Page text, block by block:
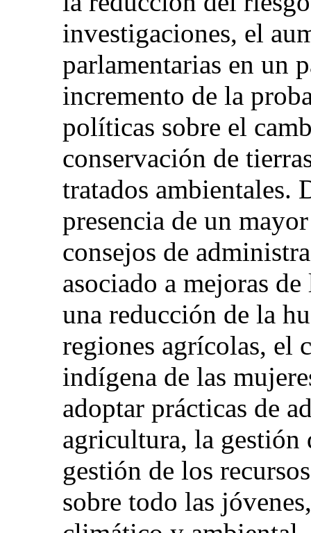
investigaciones, el
parlamentarias en un
incremento de la
políticas sobre el
conservación de
tratados ambientales.
presencia de un
consejos de
asociado a mejoras
una reducción de la
regiones agrícolas, el
indígena de las
adoptar prácticas de
agricultura, la
gestión de los
sobre todo las